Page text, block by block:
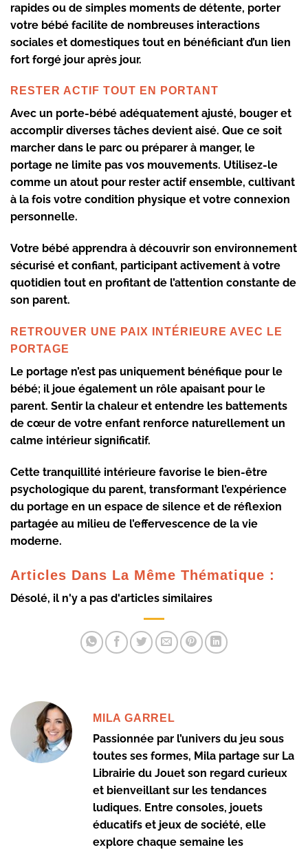
rapides ou de simples moments de détente, porter
votre bébé facilite de nombreuses interactions
sociales et domestiques tout en bénéficiant d’un lien
fort forgé jour après jour.
RESTER ACTIF TOUT EN PORTANT
Avec un porte-bébé adéquatement ajusté, bouger et
accomplir diverses tâches devient aisé. Que ce soit
marcher dans le parc ou préparer à manger, le
portage ne limite pas vos mouvements. Utilisez-le
comme un atout pour rester actif ensemble, cultivant
à la fois votre condition physique et votre connexion
personnelle.
Votre bébé apprendra à découvrir son environnement
sécurisé et confiant, participant activement à votre
quotidien tout en profitant de l’attention constante de
son parent.
RETROUVER UNE PAIX INTÉRIEURE AVEC LE
PORTAGE
Le portage n’est pas uniquement bénéfique pour le
bébé; il joue également un rôle apaisant pour le
parent. Sentir la chaleur et entendre les battements
de cœur de votre enfant renforce naturellement un
calme intérieur significatif.
Cette tranquillité intérieure favorise le bien-être
psychologique du parent, transformant l’expérience
du portage en un espace de silence et de réflexion
partagée au milieu de l’effervescence de la vie
moderne.
Articles Dans La Même Thématique :
Désolé, il n'y a pas d'articles similaires
MILA GARREL
Passionnée par l’univers du jeu sous
toutes ses formes, Mila partage sur La
Librairie du Jouet son regard curieux
et bienveillant sur les tendances
ludiques. Entre consoles, jouets
éducatifs et jeux de société, elle
explore chaque semaine les